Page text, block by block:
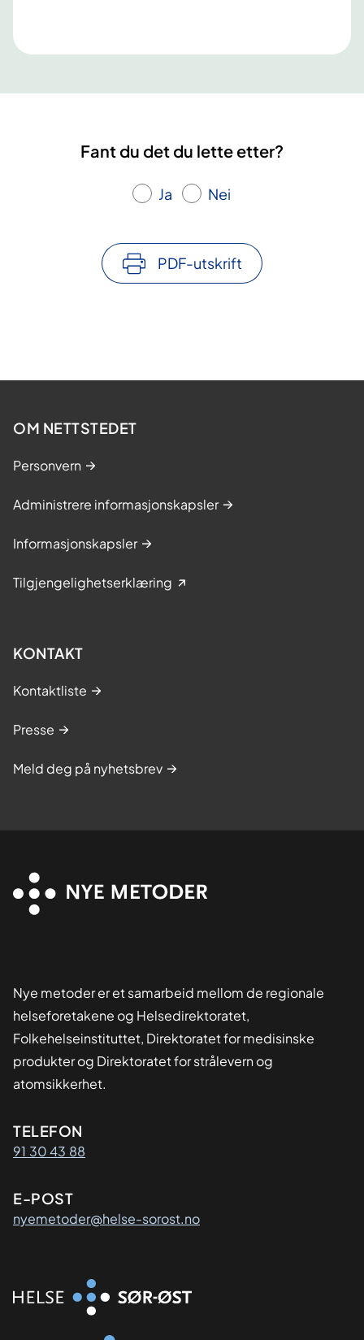
Fant du det du lette etter?
Ja Nei
PDF-utskrift
OM NETTSTEDET
Personvern
Administrere informasjonskapsler
Informasjonskapsler
Tilgjengelighetserklæring
KONTAKT
Kontaktliste
Presse
Meld deg på nyhetsbrev
Nye metoder er et samarbeid mellom de regionale
helseforetakene og Helsedirektoratet,
Folkehelseinstituttet, Direktoratet for medisinske
produkter og Direktoratet for strålevern og
atomsikkerhet.
Kontaktinformasjon
TELEFON
91 30 43 88
E-POST
nyemetoder@helse-sorost.no
Organisasjon